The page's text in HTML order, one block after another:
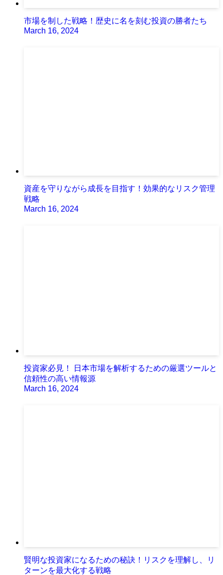
市場を制した戦略！歴史に名を刻む投資の勝者たち
March 16, 2024
資産を守りながら成長を目指す！効果的なリスク管理
戦略
March 16, 2024
投資家必見！ 日本市場を解析するための厳選ツールと
信頼性の高い情報源
March 16, 2024
賢明な投資家になるための秘訣！リスクを理解し、リ
ターンを最大化する戦略